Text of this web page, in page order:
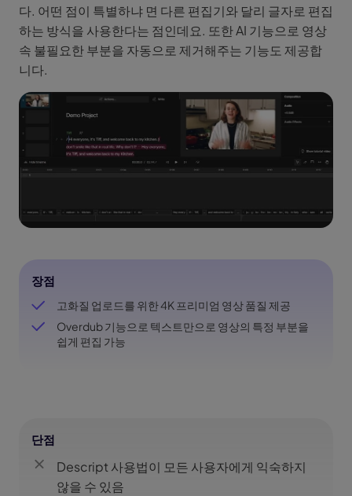
다. 어떤 점이 특별하냐 면 다른 편집기와 달리 글자로 편집
하는 방식을 사용한다는 점인데요. 또한 AI 기능으로 영상
속 불필요한 부분을 자동으로 제거해주는 기능도 제공합
니다.
장점
고화질 업로드를 위한 4K 프리미엄 영상 품질 제공
Overdub 기능으로 텍스트만으로 영상의 특정 부분을
쉽게 편집 가능
단점
Descript 사용법이 모든 사용자에게 익숙하지
않을 수 있음